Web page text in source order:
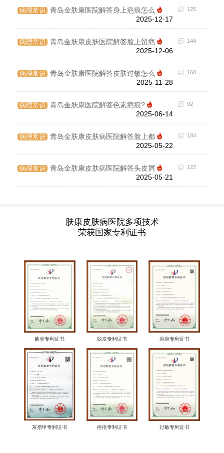
病理常识
青岛金肤康医院解答身上疤痕怎么
2025-12-17
125
病理常识
青岛金肤康皮肤医院解答脸上留疤
2025-12-06
144
病理常识
青岛金肤康医院解答皮肤过敏怎么
2025-11-28
160
病理常识
青岛金肤康医院解答色素疤痕?
2025-06-14
92
病理常识
青岛金肤康皮肤病医院解答脸上都
2025-05-22
184
病理常识
青岛金肤康皮肤病医院解答头皮屑
2025-05-21
122
肤康皮肤病医院多项技术
荣获国家专利证书
腋臭专利证书 脱发专利证书 疤痕专利证书
灰指甲专利证书 痤疮专利证书 过敏专利证书